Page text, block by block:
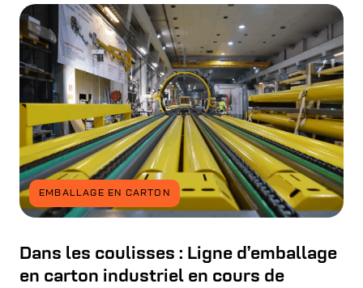
EMBALLAGE EN CARTON
Dans les coulisses : Ligne d’emballage
en carton industriel en cours de